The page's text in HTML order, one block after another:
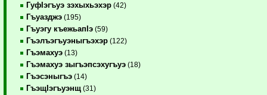
ГуфIэгъуэ зэхыхьэхэр (42)
Гъуазджэ (195)
Гъуэгу къежьапIэ (59)
Гъэлъэгъуэныгъэхэр (122)
Гъэмахуэ (13)
Гъэмахуэ зыгъэпсэхугъуэ (18)
Гъэсэныгъэ (14)
ГъэщIэгъуэнщ (31)